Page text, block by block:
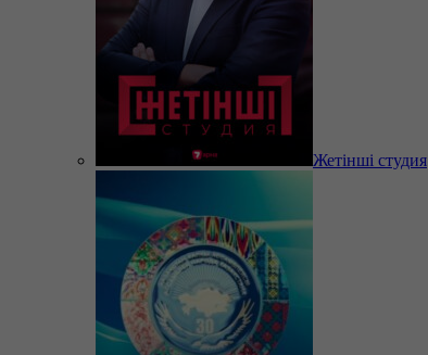
Жетінші студия